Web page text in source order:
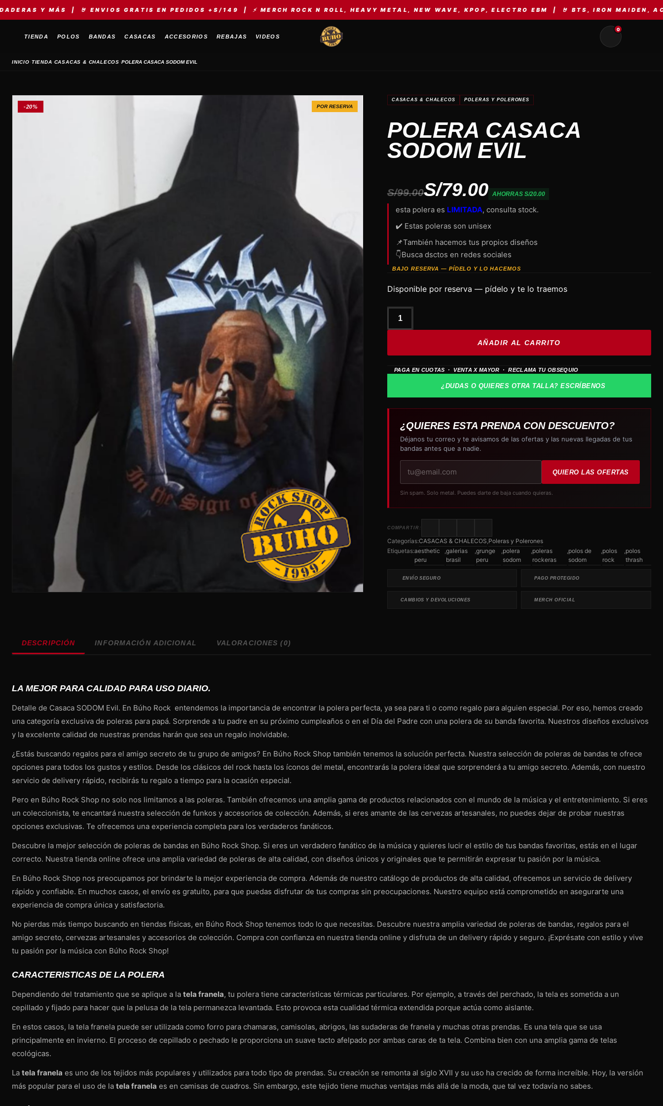
| 🤘 ENVIOS GRATIS EN PEDIDOS +S/149 | ⚡ MERCH ROCK N ROLL, HEAVY METAL, NEW WAVE, KPOP, ELECTRO EBM | 🤘 BTS, IRON MAIDEN, AC/DC,
TIENDA POLOS BANDAS CASACAS ACCESORIOS REBAJAS VIDEOS
0
INICIO›TIENDA›CASACAS & CHALECOS›POLERA CASACA SODOM EVIL
-20% POR RESERVA
CASACAS & CHALECOS POLERAS Y POLERONES
POLERA CASACA
SODOM EVIL
S/99.00S/79.00 AHORRAS S/20.00
esta polera es LIMITADA, consulta stock.
✔️ Estas poleras son unisex
📌También hacemos tus propios diseños
👇Busca dsctos en redes sociales
BAJO RESERVA — PÍDELO Y LO HACEMOS
Disponible por reserva — pídelo y te lo traemos
Polera
cantidad
AÑADIR AL CARRITO
PAGA EN CUOTAS · VENTA X MAYOR · RECLAMA TU OBSEQUIO
¿DUDAS O QUIERES OTRA TALLA? ESCRÍBENOS
¿QUIERES ESTA PRENDA CON DESCUENTO?
Déjanos tu correo y te avisamos de las ofertas y las nuevas llegadas de tus
bandas antes que a nadie.
correo
electrónico
QUIERO LAS OFERTAS
Sin spam. Solo metal. Puedes darte de baja cuando quieras.
COMPARTIR:
Categorías:CASACAS & CHALECOS,Poleras y Polerones
Etiquetas:aesthetic
peru
,galerias
brasil
,grunge
peru
,polera
sodom
,poleras
rockeras
,polos de
sodom
,polos
rock
,polos
thrash
ENVÍO SEGURO PAGO PROTEGIDO
CAMBIOS Y DEVOLUCIONES MERCH OFICIAL
DESCRIPCIÓN INFORMACIÓN ADICIONAL VALORACIONES (0)
LA MEJOR PARA CALIDAD PARA USO DIARIO.
Detalle de Casaca SODOM Evil. En Búho Rock entendemos la importancia de encontrar la polera perfecta, ya sea para ti o como regalo para alguien especial. Por eso, hemos creado
una categoría exclusiva de poleras para papá. Sorprende a tu padre en su próximo cumpleaños o en el Día del Padre con una polera de su banda favorita. Nuestros diseños exclusivos
y la excelente calidad de nuestras prendas harán que sea un regalo inolvidable.
¿Estás buscando regalos para el amigo secreto de tu grupo de amigos? En Búho Rock Shop también tenemos la solución perfecta. Nuestra selección de poleras de bandas te ofrece
opciones para todos los gustos y estilos. Desde los clásicos del rock hasta los íconos del metal, encontrarás la polera ideal que sorprenderá a tu amigo secreto. Además, con nuestro
servicio de delivery rápido, recibirás tu regalo a tiempo para la ocasión especial.
Pero en Búho Rock Shop no solo nos limitamos a las poleras. También ofrecemos una amplia gama de productos relacionados con el mundo de la música y el entretenimiento. Si eres
un coleccionista, te encantará nuestra selección de funkos y accesorios de colección. Además, si eres amante de las cervezas artesanales, no puedes dejar de probar nuestras
opciones exclusivas. Te ofrecemos una experiencia completa para los verdaderos fanáticos.
Descubre la mejor selección de poleras de bandas en Búho Rock Shop. Si eres un verdadero fanático de la música y quieres lucir el estilo de tus bandas favoritas, estás en el lugar
correcto. Nuestra tienda online ofrece una amplia variedad de poleras de alta calidad, con diseños únicos y originales que te permitirán expresar tu pasión por la música.
En Búho Rock Shop nos preocupamos por brindarte la mejor experiencia de compra. Además de nuestro catálogo de productos de alta calidad, ofrecemos un servicio de delivery
rápido y confiable. En muchos casos, el envío es gratuito, para que puedas disfrutar de tus compras sin preocupaciones. Nuestro equipo está comprometido en asegurarte una
experiencia de compra única y satisfactoria.
No pierdas más tiempo buscando en tiendas físicas, en Búho Rock Shop tenemos todo lo que necesitas. Descubre nuestra amplia variedad de poleras de bandas, regalos para el
amigo secreto, cervezas artesanales y accesorios de colección. Compra con confianza en nuestra tienda online y disfruta de un delivery rápido y seguro. ¡Exprésate con estilo y vive
tu pasión por la música con Búho Rock Shop!
CARACTERISTICAS DE LA POLERA
Dependiendo del tratamiento que se aplique a la tela franela, tu polera tiene características térmicas particulares. Por ejemplo, a través del perchado, la tela es sometida a un
cepillado y fijado para hacer que la pelusa de la tela permanezca levantada. Esto provoca esta cualidad térmica extendida porque actúa como aislante.
En estos casos, la tela franela puede ser utilizada como forro para chamaras, camisolas, abrigos, las sudaderas de franela y muchas otras prendas. Es una tela que se usa
principalmente en invierno. El proceso de cepillado o pechado le proporciona un suave tacto afelpado por ambas caras de ta tela. Combina bien con una amplia gama de telas
ecológicas.
La tela franela es uno de los tejidos más populares y utilizados para todo tipo de prendas. Su creación se remonta al siglo XVII y su uso ha crecido de forma increíble. Hoy, la versión
más popular para el uso de la tela franela es en camisas de cuadros. Sin embargo, este tejido tiene muchas ventajas más allá de la moda, que tal vez todavía no sabes.